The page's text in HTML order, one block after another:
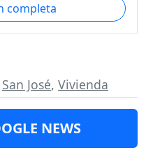
completa
San José, Vivienda
NEWS